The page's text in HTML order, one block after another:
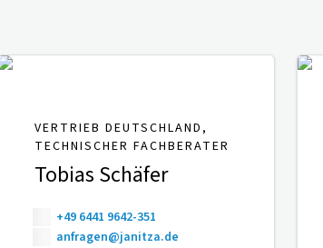
VERTRIEB DEUTSCHLAND,
TECHNISCHER FACHBERATER
Tobias Schäfer
+49 6441 9642-351
anfragen@janitza.de